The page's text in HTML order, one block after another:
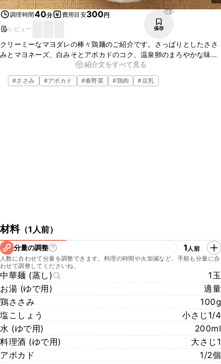
調理時間40分 費用目安300円
レビュー
244
保存
クリーミーなマヨダレの棒々鶏麺のご紹介です。さっぱりとしたささ
みとマヨネーズ、白みそとアボカドのコク、温泉卵のまろやかな味わ
いがよく合い、ついついお箸が止まらないおいしさですよ。ビールに
もよく合いますのでぜひ、お試しくださいね。
紹介文をすべて見る
#ささみ #アボカド #春野菜 #鶏肉 #豆乳
材料（1人前）
分量の調整 1人前
人数に合わせて分量を調整できます。料理の時間や火加減など、手順も分量に合
わせて調整してくださいね。
中華麺 (蒸し)
1玉
お湯 (ゆで用)
適量
鶏ささみ
100g
塩こしょう
小さじ1/4
水 (ゆで用)
200ml
料理酒 (ゆで用)
大さじ1
アボカド
1/2個